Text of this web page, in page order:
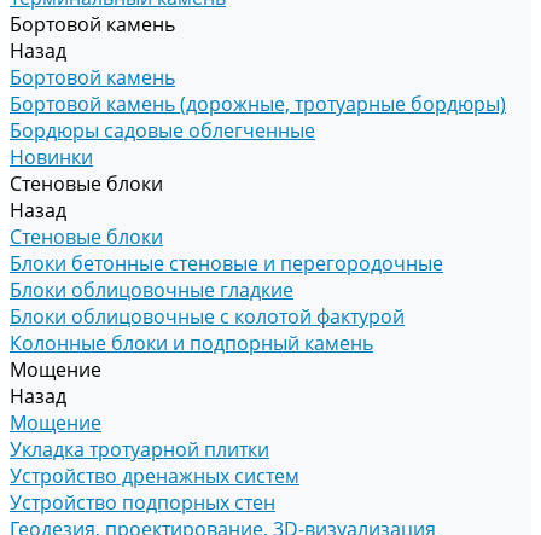
Бортовой камень
Назад
Бортовой камень
Бортовой камень (дорожные, тротуарные бордюры)
Бордюры садовые облегченные
Новинки
Стеновые блоки
Назад
Стеновые блоки
Блоки бетонные стеновые и перегородочные
Блоки облицовочные гладкие
Блоки облицовочные с колотой фактурой
Колонные блоки и подпорный камень
Мощение
Назад
Мощение
Укладка тротуарной плитки
Устройство дренажных систем
Устройство подпорных стен
Геодезия, проектирование, 3D-визуализация